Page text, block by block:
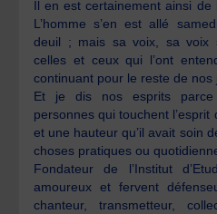
Il en est certainement ainsi de
L’homme s’en est allé
deuil ; mais sa voix, sa voix
celles et ceux qui l’ont
continuant pour le reste de
Et je dis nos esprits
personnes qui touchent l’esprit
et une hauteur qu’il avait soin
choses pratiques ou
Fondateur de l’Institut
amoureux et fervent
chanteur, transmetteur,